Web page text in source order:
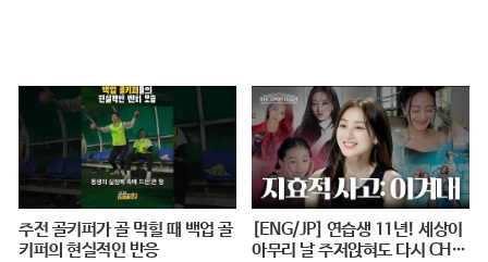
주전 골키퍼가 골 먹힐 때 백업 골
키퍼의 현실적인 반응
[ENG/JP] 연습생 11년! 세상이
아무리 날 주저앉혀도 다시 CHE